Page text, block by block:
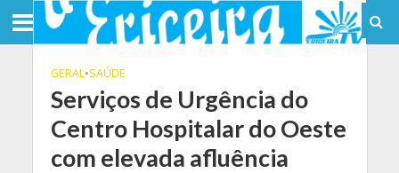
GERAL•SAÚDE
Serviços de Urgência do
Centro Hospitalar do Oeste
com elevada afluência